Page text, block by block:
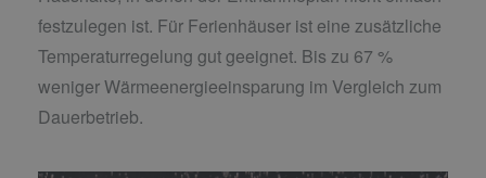
festzulegen ist. Für Ferienhäuser ist eine zusätzliche
Temperaturregelung gut geeignet. Bis zu 67 %
weniger Wärmeenergieeinsparung im Vergleich zum
Dauerbetrieb.